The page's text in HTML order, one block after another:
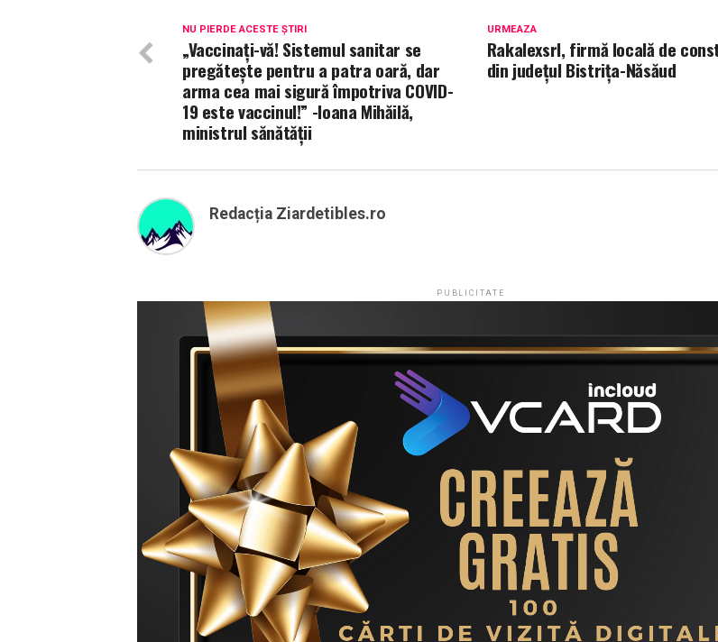
URMEAZA
Rakalexsrl, firmă locală de
din județul Bistrița-Năsăud
NU PIERDE ACESTE ȘTIRI
„Vaccinați-vă! Sistemul sanitar se
pregătește pentru a patra oară, dar
arma cea mai sigură împotriva COVID-
19 este vaccinul!” -Ioana Mihăilă,
ministrul sănătății
Redacția Ziardetibles.ro
PUBLICITATE